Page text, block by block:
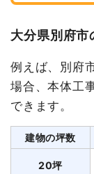
大分県別府市
例えば、別府
場合、本体工
できます。
建物の坪数
20坪